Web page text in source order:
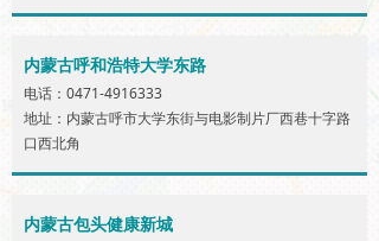
内蒙古呼和浩特大学东路
电话：0471-4916333
地址：内蒙古呼市大学东街与电影制片厂西巷十字路
口西北角
内蒙古包头健康新城